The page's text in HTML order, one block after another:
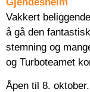
Vakkert
å gå den
stemning og
og Turboteamet
Åpen til 8. oktober.